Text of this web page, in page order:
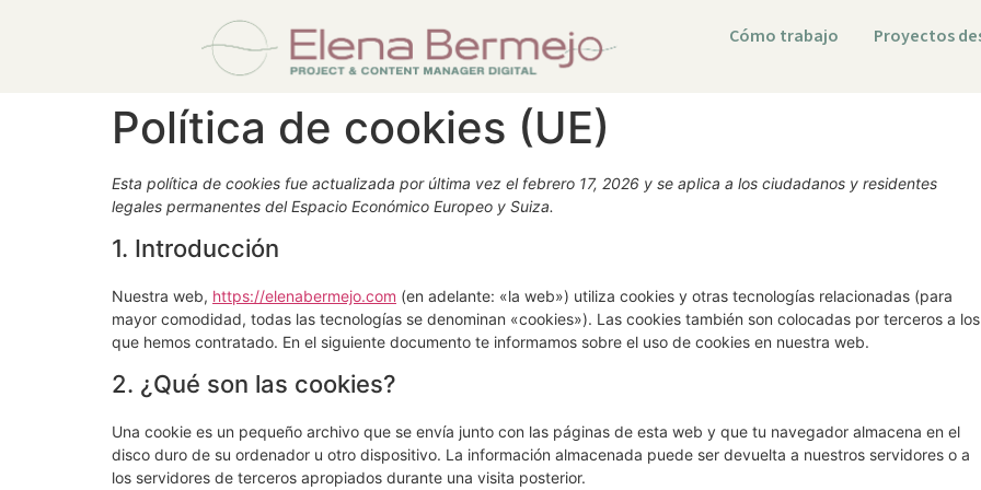
Cómo trabajo Proyectos
Política de cookies (UE)
Esta política de cookies fue actualizada por última vez el febrero 17, 2026 y se aplica a los ciudadanos y residentes
legales permanentes del Espacio Económico Europeo y Suiza.
1. Introducción
Nuestra web, https://elenabermejo.com (en adelante: «la web») utiliza cookies y otras tecnologías relacionadas (para
mayor comodidad, todas las tecnologías se denominan «cookies»). Las cookies también son colocadas por terceros a los
que hemos contratado. En el siguiente documento te informamos sobre el uso de cookies en nuestra web.
2. ¿Qué son las cookies?
Una cookie es un pequeño archivo que se envía junto con las páginas de esta web y que tu navegador almacena en el
disco duro de su ordenador u otro dispositivo. La información almacenada puede ser devuelta a nuestros servidores o a
los servidores de terceros apropiados durante una visita posterior.